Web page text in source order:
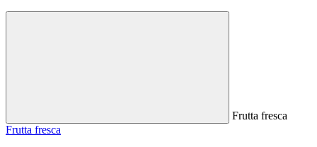
Frutta fresca
Frutta fresca